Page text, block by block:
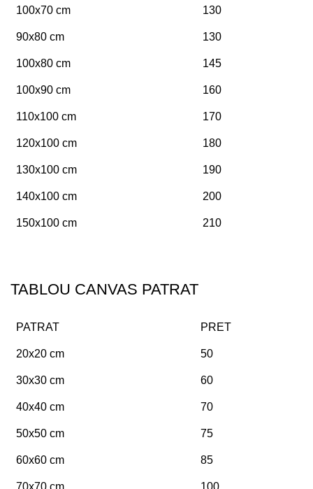
100x70 cm 130
90x80 cm 130
100x80 cm 145
100x90 cm 160
110x100 cm 170
120x100 cm 180
130x100 cm 190
140x100 cm 200
150x100 cm 210
TABLOU CANVAS PATRAT
PATRAT PRET
20x20 cm 50
30x30 cm 60
40x40 cm 70
50x50 cm 75
60x60 cm 85
70x70 cm 100